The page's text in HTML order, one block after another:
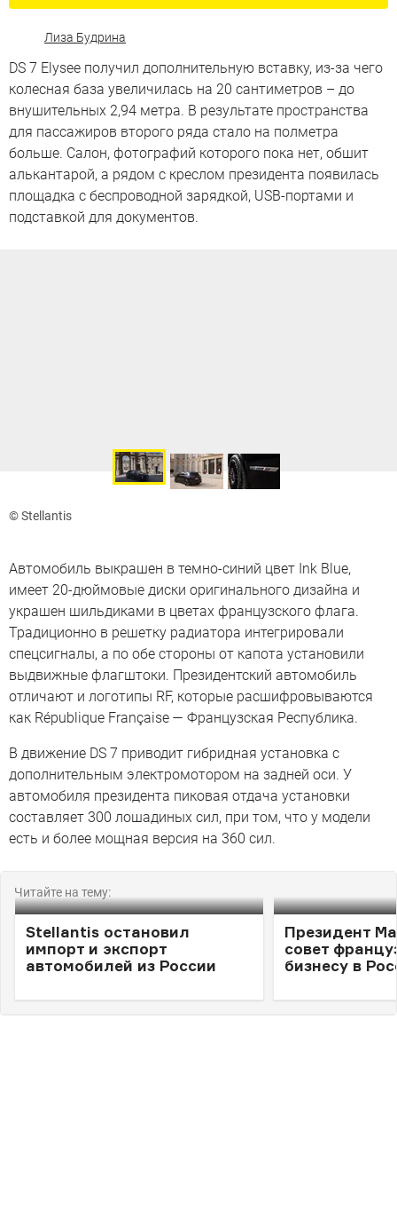
Лиза Будрина
DS 7 Elysee получил дополнительную вставку, из-за чего
колесная база увеличилась на 20 сантиметров – до
внушительных 2,94 метра. В результате пространства
для пассажиров второго ряда стало на полметра
больше. Салон, фотографий которого пока нет, обшит
алькантарой, а рядом с креслом президента появилась
площадка с беспроводной зарядкой, USB-портами и
подставкой для документов.
© Stellantis
Автомобиль выкрашен в темно-синий цвет Ink Blue,
имеет 20-дюймовые диски оригинального дизайна и
украшен шильдиками в цветах французского флага.
Традиционно в решетку радиатора интегрировали
спецсигналы, а по обе стороны от капота установили
выдвижные флагштоки. Президентский автомобиль
отличают и логотипы RF, которые расшифровываются
как République Française — Французская Республика.
В движение DS 7 приводит гибридная установка с
дополнительным электромотором на задней оси. У
автомобиля президента пиковая отдача установки
составляет 300 лошадиных сил, при том, что у модели
есть и более мощная версия на 360 сил.
Читайте на тему:
Stellantis остановил
импорт и экспорт
автомобилей из России
Президент
совет
бизнесу в